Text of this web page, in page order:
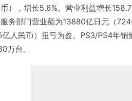
），增长5.8%。营业利益增长
务部门营业额为13880亿日元（
亿人民币）扭亏为盈。PS3/PS4年
万台。